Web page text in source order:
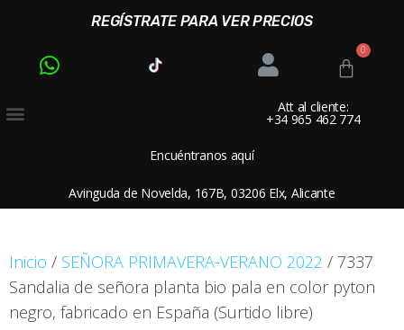
REGÍSTRATE PARA VER PRECIOS
Att al cliente:
+34 965 462 774
Encuéntranos aquí
Avinguda de Novelda, 167B, 03206 Elx, Alicante
Inicio / SEÑORA PRIMAVERA-VERANO 2022 / 7337
Sandalia de señora planta bio pala en color pyton
negro, fabricado en España (Surtido libre)